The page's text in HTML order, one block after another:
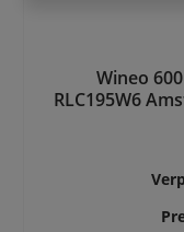
Wineo
RLC195W6